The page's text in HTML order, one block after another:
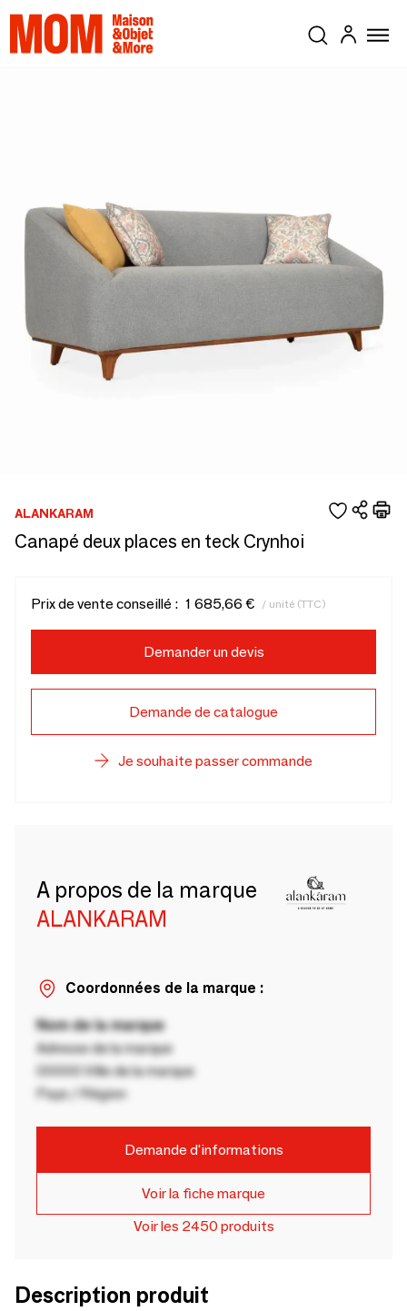
ALANKARAM
Canapé deux places en teck Crynhoi
Prix de vente conseillé : 1 685,66 € / unité (TTC)
Demander un devis
Demande de catalogue
Je souhaite passer commande
A propos de la marque
ALANKARAM
Coordonnées de la marque :
Nom de la marque
Adresse de la marque
00000 Ville de la marque
Pays / Région
Demande d'informations
Voir la fiche marque
Voir les 2450 produits
Description produit